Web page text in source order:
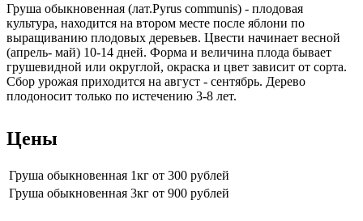
Груша обыкновенная (лат.Pyrus communis) - плодовая
культура, находится на втором месте после яблони по
выращиванию плодовых деревьев. Цвести начинает весной
(апрель- май) 10-14 дней. Форма и величина плода бывает
грушевидной или округлой, окраска и цвет зависит от сорта.
Сбор урожая приходится на август - сентябрь. Дерево
плодоносит только по истечению 3-8 лет.
Цены
Груша обыкновенная 1кг от 300 рублей
Груша обыкновенная 3кг от 900 рублей